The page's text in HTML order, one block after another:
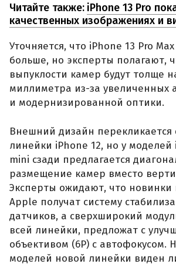
Читайте также: iPhone 13 Pro
качественных изображениях и
Уточняется, что iPhone 13 Pro
больше, но эксперты полагают,
выпуклости камер будут толще
миллиметра из-за увеличенных
и модернизированной оптики.
Внешний дизайн перекликается
линейки iPhone 12, но у моделей
mini сзади предлагается
размещение камер вместо
Эксперты ожидают, что новинки
Apple получат систему
датчиков, а сверхширокий
всей линейки, предложат с
объективом (6P) с автофокусом.
моделей новой линейки виден